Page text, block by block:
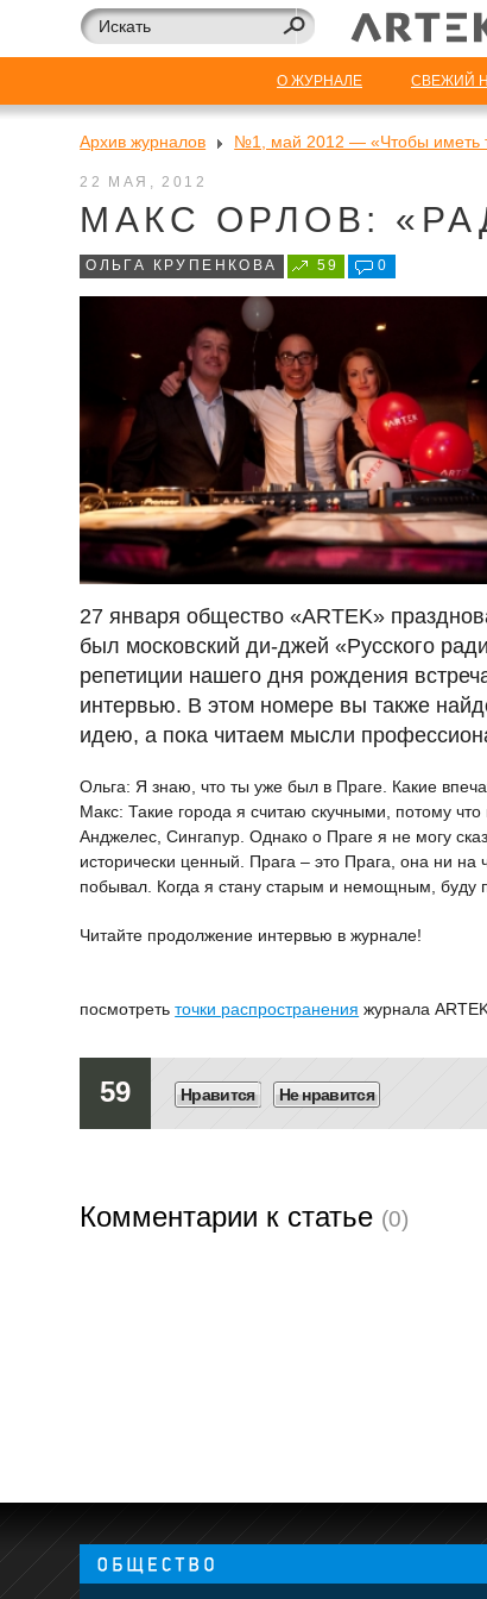
О ЖУРНАЛЕ СВЕЖИЙ
Архив журналов №1, май 2012 — «Чтобы иметь
22 МАЯ, 2012
МАКС ОРЛОВ:
ОЛЬГА КРУПЕНКОВА 59 0
27 января общество «ARTEK»
был московский ди-джей «Русского
репетиции нашего дня рождения
интервью. В этом номере вы также
идею, а пока читаем мысли
Ольга: Я знаю, что ты уже был в Праге. Какие
Макс: Такие города я считаю скучными, потому
Анджелес, Сингапур. Однако о Праге я не могу
исторически ценный. Прага – это Прага, она ни на
побывал. Когда я стану старым и немощным, буду
Читайте продолжение интервью в журнале!
посмотретьточки распространения журнала
59 Нравится Не нравится
Комментарии к статье (0)